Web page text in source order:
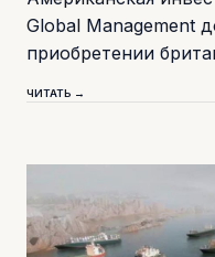
Global Management
приобретении
ЧИТАТЬ →